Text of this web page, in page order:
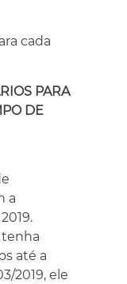
cada
PARA
DE
a
até a
2019, ele